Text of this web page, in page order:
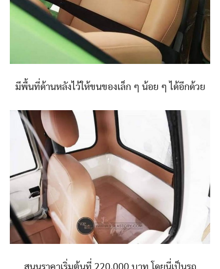
มีพื้นที่ด้านหลังไว้ให้ขนของเล็ก ๆ น้อย ๆ ได้อีกด้วย
สนนราคาเริ่มต้นที่ 220,000 บาท โดยนี่เป็นรถ